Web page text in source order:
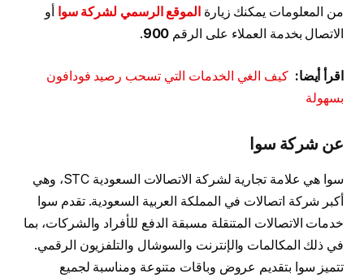
من المعلومات يمكنك زيارة الموقع الرسمي لشركة سوا
أو
الاتصال بخدمة العملاء على الرقم 900
.
اقرأ أيضا:كيف الغي الخدمات التي تسحب رصيد فودافون
بسهولة
عن شركة سوا
سوا هي علامة تجارية لشركة الاتصالات السعودية STC، وهي
أكبر شركة اتصالات في المملكة العربية السعودية. تقدم سوا
خدمات الاتصالات المتنقلة مسبقة الدفع للأفراد والشركات، بما
في ذلك المكالمات والإنترنت والسوشال والتلفزيون الرقمي.
تتميز سوا بتقديم عروض وباقات متنوعة ومناسبة لجميع